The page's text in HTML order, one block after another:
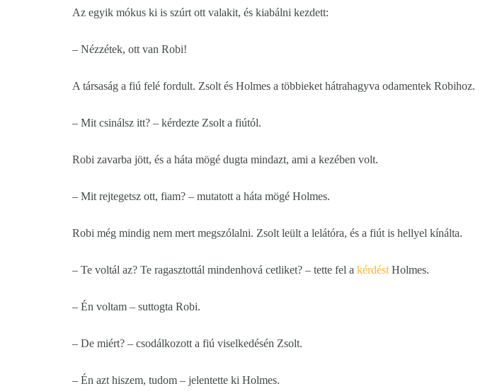
Az egyik mókus ki is szúrt ott valakit, és kiabálni kezdett:
– Nézzétek, ott van Robi!
A társaság a fiú felé fordult. Zsolt és Holmes a többieket hátrahagyva odamentek Robihoz.
– Mit csinálsz itt? – kérdezte Zsolt a fiútól.
Robi zavarba jött, és a háta mögé dugta mindazt, ami a kezében volt.
– Mit rejtegetsz ott, fiam? – mutatott a háta mögé Holmes.
Robi még mindig nem mert megszólalni. Zsolt leült a lelátóra, és a fiút is hellyel kínálta.
– Te voltál az? Te ragasztottál mindenhová cetliket? – tette fel a kérdést Holmes.
– Én voltam – suttogta Robi.
– De miért? – csodálkozott a fiú viselkedésén Zsolt.
– Én azt hiszem, tudom – jelentette ki Holmes.